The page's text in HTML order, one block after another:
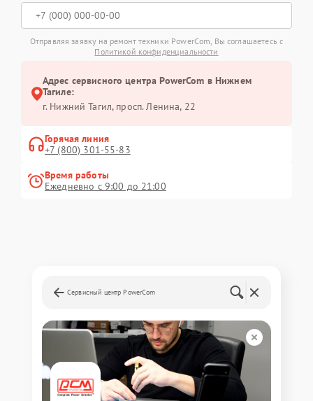
Отправляя заявку на ремонт техники PowerCom, Вы соглашаетесь с
Политикой конфиденциальности
Адрес сервисного центра PowerCom в Нижнем
Тагиле:
г. Нижний Тагил, просп. Ленина, 22
Горячая линия
+7 (800) 301-55-83
Время работы
Ежедневно с 9:00 до 21:00
Сервисный центр PowerCom